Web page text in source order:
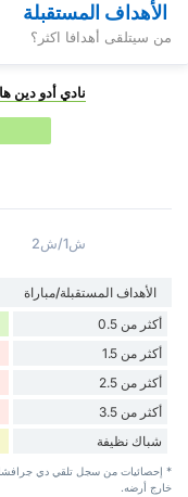
الأهداف المستقبلة
من سيتلقى أهدافا اكثر؟
نادي أدو دين
ش1/ش2
الأهداف المستقبلة/مباراة
أكثر من 0.5
أكثر من 1.5
أكثر من 2.5
أكثر من 3.5
شباك نظيفة
* إحصائيات من سجل تلقي دي جرافشاب
خارج أرضه.